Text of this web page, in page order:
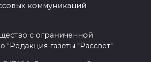
коммуникаций
с ограниченной
"Редакция газеты "Рассвет"